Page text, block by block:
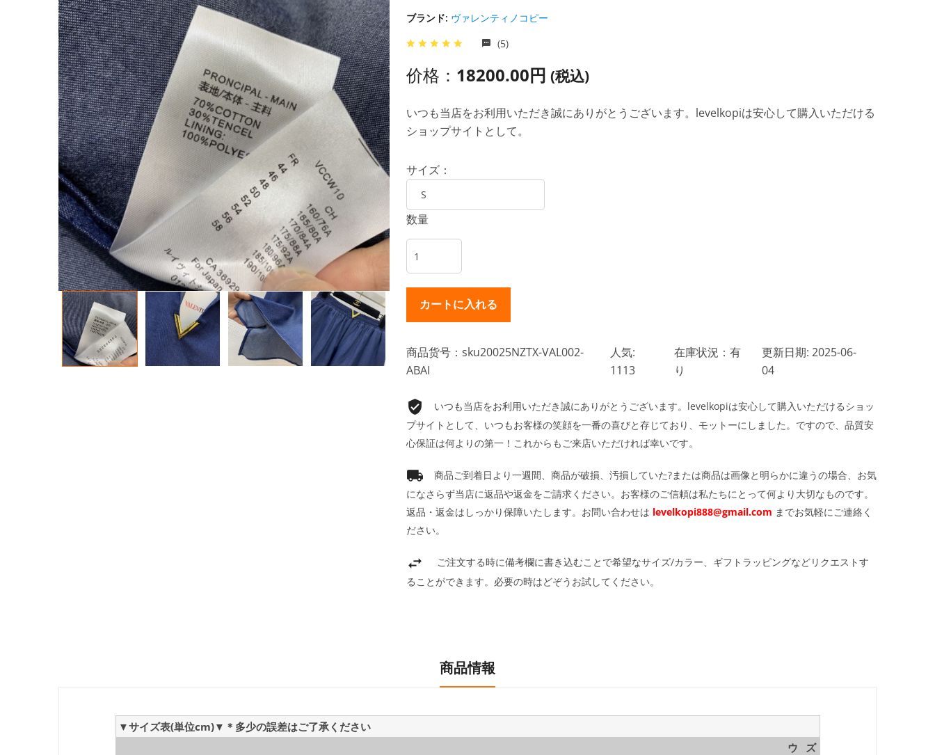
ブランド: ヴァレンティノコピー
(5)
价格： 18200.00円 (税込)
いつも当店をお利用いただき誠にありがとうございます。levelkopiは安心して購入いただける
ショップサイトとして。
サイズ：
数量
商品货号：sku20025NZTX-VAL002-
ABAI
人気:
1113
在庫状況：有
り
更新日期: 2025-06-
04
いつも当店をお利用いただき誠にありがとうございます。levelkopiは安心して購入いただけるショッ
プサイトとして、いつもお客様の笑顔を一番の喜びと存じており、モットーにしました。ですので、品質安
心保証は何よりの第一！これからもご来店いただければ幸いです。
商品ご到着日より一週間、商品が破損、汚損していた?または商品は画像と明らかに違うの場合、お気
になさらず当店に返品や返金をご請求ください。お客様のご信頼は私たちにとって何より大切なものです。
返品・返金はしっかり保障いたします。お問い合わせは levelkopi888@gmail.com までお気軽にご連絡く
ださい。
ご注文する時に備考欄に書き込むことで希望なサイズ/カラー、ギフトラッピングなどリクエストす
ることができます。必要の時はどぞうお試してください。
商品情報
▼サイズ表(単位cm)▼＊多少の誤差はご了承ください
ウ
ズ